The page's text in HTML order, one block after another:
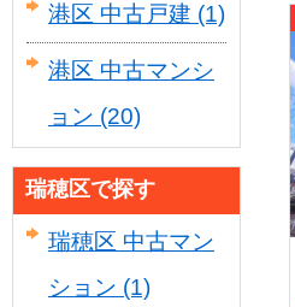
港区 中古戸建 (1)
港区 中古マンシ
ョン (20)
瑞穂区で探す
瑞穂区 中古マン
ション (1)